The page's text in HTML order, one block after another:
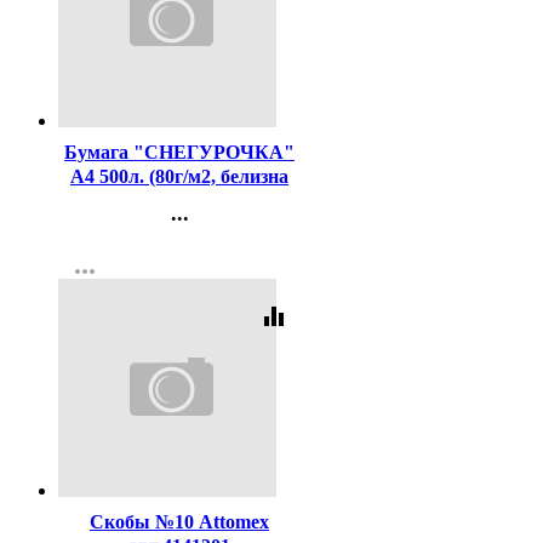
Бумага "СНЕГУРОЧКА"
А4 500л. (80г/м2, белизна
(Ст.5)
...
Регистрация
more_horiz
equalizer
Скобы №10 Attomex